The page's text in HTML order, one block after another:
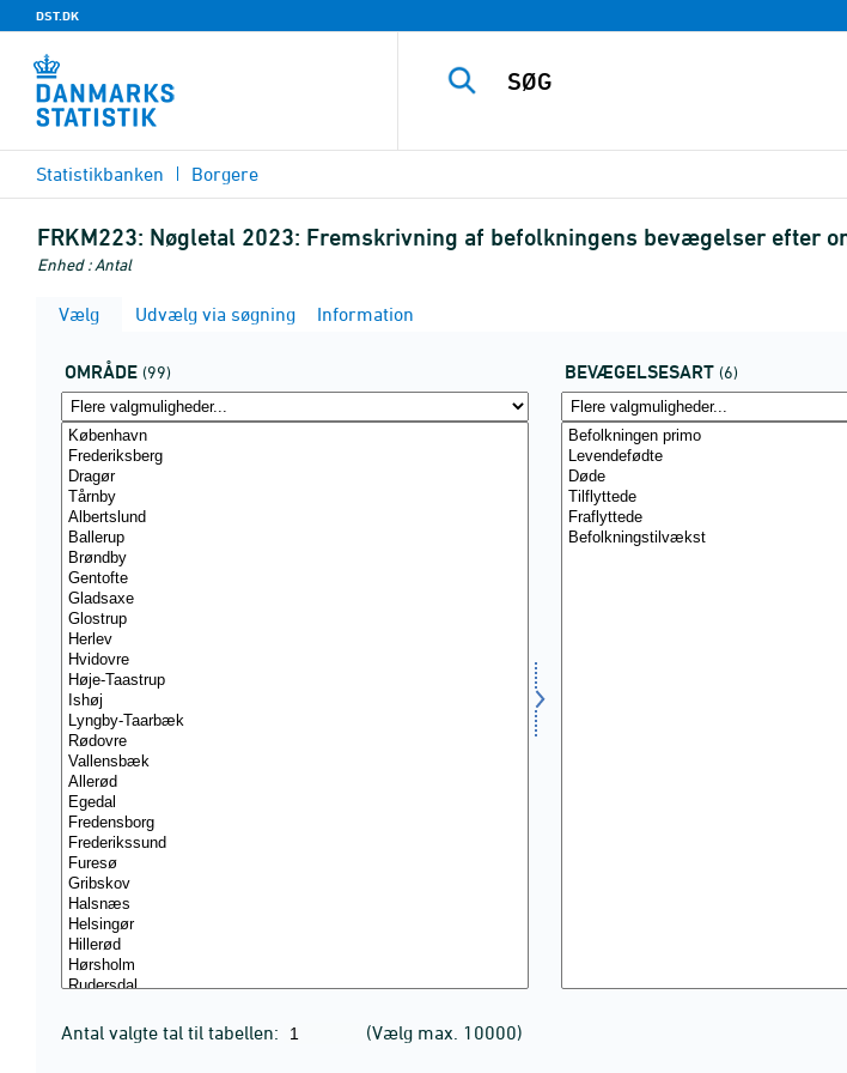
DST.DK
Statistikbanken Borgere
FRKM223: Nøgletal 2023: Fremskrivning af befolkningens bevægelser efter
Enhed : Antal
Vælg
Udvælg via søgning Information
OMRÅDE (99) BEVÆGELSESART (6)
Antal valgte tal til tabellen: (Vælg max. 10000)